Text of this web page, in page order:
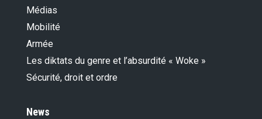
Médias
Mobilité
Armée
Les diktats du genre et l’absurdité « Woke »
Sécurité, droit et ordre
News